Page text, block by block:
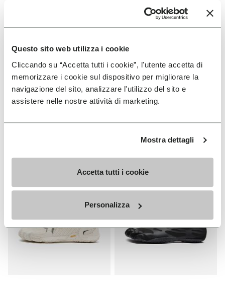
Questo sito web utilizza i cookie
Cliccando su “Accetta tutti i cookie”, l'utente accetta di
memorizzare i cookie sul dispositivo per migliorare la
navigazione del sito, analizzare l'utilizzo del sito e
assistere nelle nostre attività di marketing.
Mostra dettagli
Accetta tutti i cookie
Personalizza
DONNA
Groundsplay LS
+ 2 colori
DONNA
Roadaround 2
+ 1 colori